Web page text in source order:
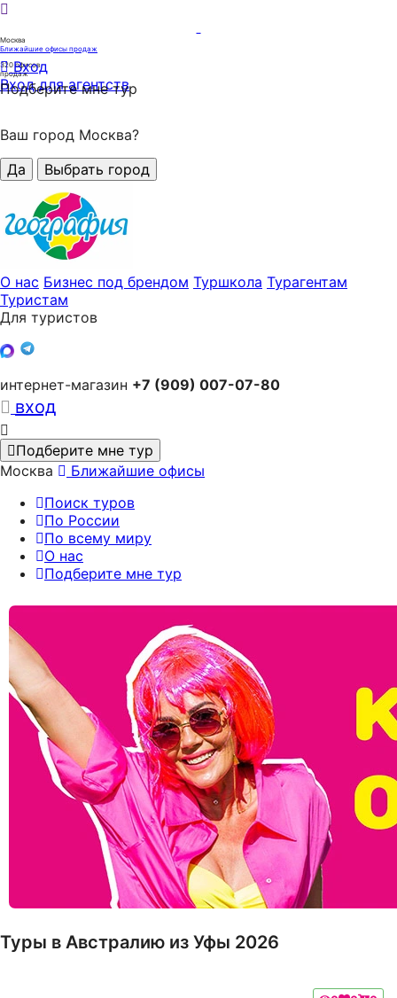
Москва
Ближайшие офисы продаж
320офисов
продаж
Вход
Вход для агентств
Подберите мне тур
Ваш город Москва?
Да
Выбрать город
О нас Бизнес под брендом Туршкола Турагентам
Туристам
Для туристов
интернет-магазин +7 (909) 007-07-80
вход
Подберите мне тур
Москва
Ближайшие офисы
Поиск туров
По России
По всему миру
О нас
Подберите мне тур
Туры в Австралию из Уфы 2026